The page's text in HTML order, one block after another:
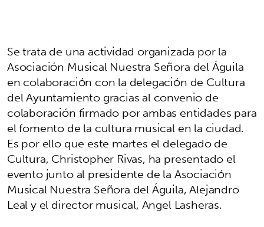
Se trata de una actividad organizada por la
Asociación Musical Nuestra Señora del Águila
en colaboración con la delegación de Cultura
del Ayuntamiento gracias al convenio de
colaboración firmado por ambas entidades para
el fomento de la cultura musical en la ciudad.
Es por ello que este martes el delegado de
Cultura, Christopher Rivas, ha presentado el
evento junto al presidente de la Asociación
Musical Nuestra Señora del Águila, Alejandro
Leal y el director musical, Angel Lasheras.